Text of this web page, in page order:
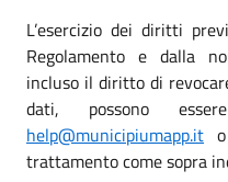
L’esercizio dei diritti
Regolamento e dalla
incluso il diritto di
dati, possono
help@municipiumapp.it
trattamento come sopra